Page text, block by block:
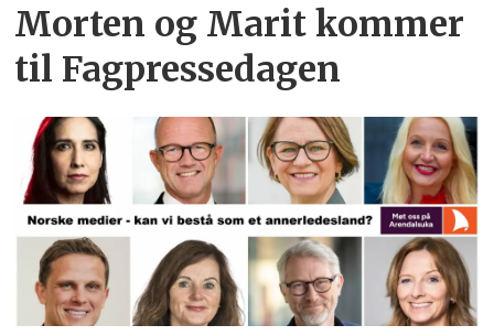
Morten og Marit kommer
til Fagpressedagen